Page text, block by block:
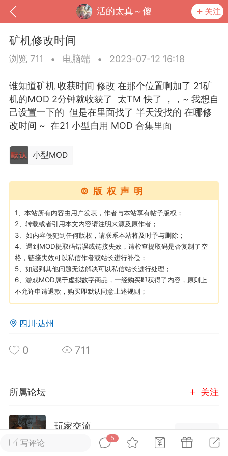
活的太真～傻 关注
我的钱包
MOD下载 攻略教程 联机招募
大人
Lv.8
02-10 15:45
电脑端 其他&工具
卖挂
禁止发布联机可用的作弊模组，
单机辅助引流私下售卖服务器外挂！
作弊模组的发布规范近期收到一些信息
环境，中文网特此发布以下声明，规范
模组的发布行为：1. *...
大人
Lv.8
写评论
5
矿机修改时间
浏览 711 • 电脑端 • 2023-07-12 16:18
谁知道矿机 收获时间 修改 在那个位置啊加了 21矿
机的MOD 2分钟就收获了 太TM 快了 ，，~ 我想自
己设置一下的 但是在里面找了 半天没找的 在哪修
改时间 ~ 在21 小型自用 MOD 合集里面
小型MOD
©版权声明
1、本站所有内容由用户发表，作者与本站享有帖子版权；
2、转载或者引用本文内容请注明来源及原作者；
3、如内容侵犯到任何版权，请联系本站将及时予与删除；
4、遇到MOD提取码错误或链接失效，请检查提取码是否复制了空
格，链接失效可以私信作者或站长进行补偿；
5、如遇到其他问题无法解决可以私信站长进行处理；
6、游戏MOD属于虚拟数字商品，一经购买即获得了内容，原则上
不允许申请退款，购买即默认同意上述规则；
四川·达州
0 711
所属论坛 关注
玩家交流
15494内容
进入论坛